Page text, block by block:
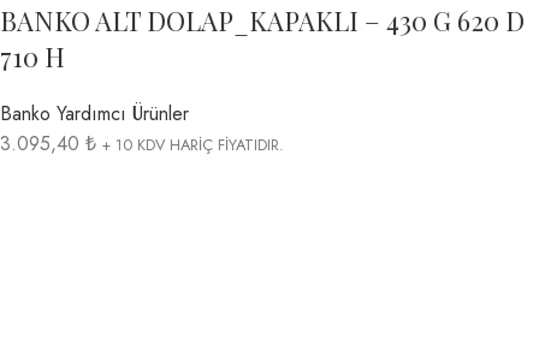
BANKO ALT DOLAP_KAPAKLI – 430 G 620 D
710 H
Banko Yardımcı Ürünler
3.095,40 ₺ + 10 KDV HARİÇ FİYATIDIR.